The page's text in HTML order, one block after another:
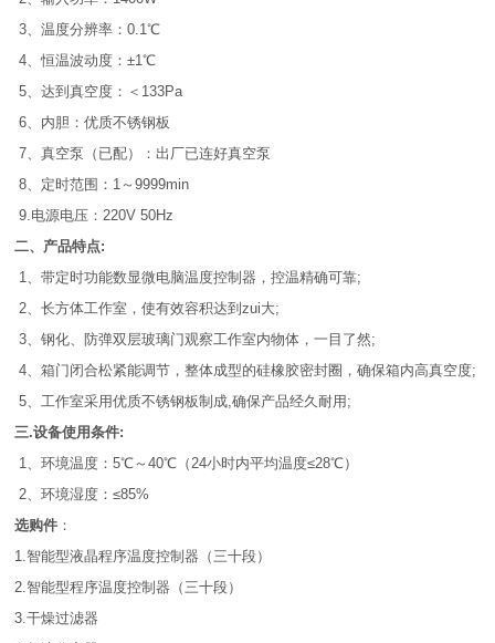
3、温度分辨率：0.1℃
4、恒温波动度：±1℃
5、达到真空度：＜133Pa
6、内胆：优质不锈钢板
7、真空泵（已配）：出厂已连好真空泵
8、定时范围：1～9999min
9.电源电压：220V 50Hz
二、产品特点:
1、带定时功能数显微电脑温度控制器，控温精确可靠;
2、长方体工作室，使有效容积达到zui大;
3、钢化、防弹双层玻璃门观察工作室内物体，一目了然;
4、箱门闭合松紧能调节，整体成型的硅橡胶密封圈，确保箱内高真空度;
5、工作室采用优质不锈钢板制成,确保产品经久耐用;
三.设备使用条件:
1、环境温度：5℃～40℃（24小时内平均温度≤28℃）
2、环境湿度：≤85%
选购件 ：
1.智能型液晶程序温度控制器（三十段）
2.智能型程序温度控制器（三十段）
3.干燥过滤器